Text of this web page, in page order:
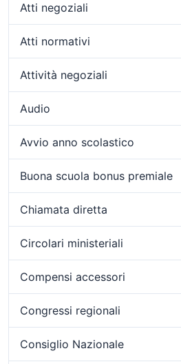
Atti negoziali
Atti normativi
Attività negoziali
Audio
Avvio anno scolastico
Buona scuola bonus premiale
Chiamata diretta
Circolari ministeriali
Compensi accessori
Congressi regionali
Consiglio Nazionale